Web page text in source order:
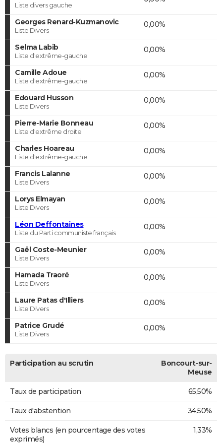
Liste divers gauche
Georges Renard-Kuzmanovic
Liste Divers
0,00%
Selma Labib
Liste d'extrême-gauche
0,00%
Camille Adoue
Liste d'extrême-gauche
0,00%
Edouard Husson
Liste Divers
0,00%
Pierre-Marie Bonneau
Liste d'extrême droite
0,00%
Charles Hoareau
Liste d'extrême-gauche
0,00%
Francis Lalanne
Liste Divers
0,00%
Lorys Elmayan
Liste Divers
0,00%
Léon Deffontaines
Liste du Parti communiste français
0,00%
Gaël Coste-Meunier
Liste Divers
0,00%
Hamada Traoré
Liste Divers
0,00%
Laure Patas d'Illiers
Liste Divers
0,00%
Patrice Grudé
Liste Divers
0,00%
Participation au scrutin
Boncourt-sur-
Meuse
Taux de participation 65,50%
Taux d'abstention 34,50%
Votes blancs (en pourcentage des votes
exprimés)
1,33%